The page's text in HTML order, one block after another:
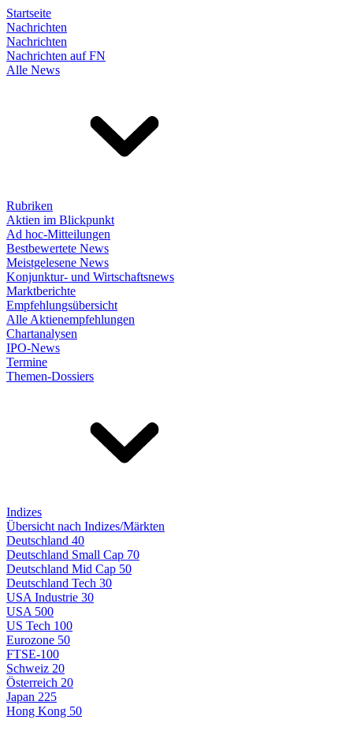
Startseite
Nachrichten
Nachrichten
Nachrichten auf FN
Alle News
Rubriken
Aktien im Blickpunkt
Ad hoc-Mitteilungen
Bestbewertete News
Meistgelesene News
Konjunktur- und Wirtschaftsnews
Marktberichte
Empfehlungsübersicht
Alle Aktienempfehlungen
Chartanalysen
IPO-News
Termine
Themen-Dossiers
Indizes
Übersicht nach Indizes/Märkten
Deutschland 40
Deutschland Small Cap 70
Deutschland Mid Cap 50
Deutschland Tech 30
USA Industrie 30
USA 500
US Tech 100
Eurozone 50
FTSE-100
Schweiz 20
Österreich 20
Japan 225
Hong Kong 50